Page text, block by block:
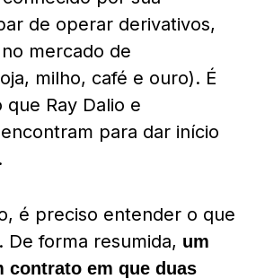
de operar derivativos,
mercado de
milho, café e ouro). É
Ray Dalio e
encontram para dar início
é preciso entender o que
. De forma resumida, um
contrato em que duas